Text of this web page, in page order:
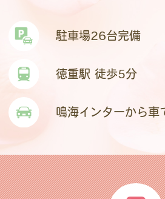
駐車場26台完備
徳重駅 徒歩5分
鳴海インターから車